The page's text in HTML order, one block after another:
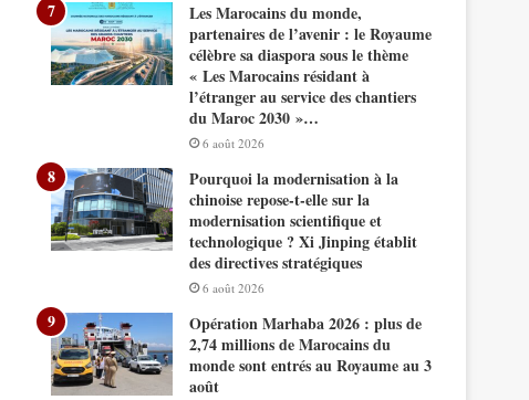
Les Marocains du monde,
partenaires de l’avenir : le Royaume
célèbre sa diaspora sous le thème
« Les Marocains résidant à
l’étranger au service des chantiers
du Maroc 2030 »…
6 août 2026
Pourquoi la modernisation à la
chinoise repose-t-elle sur la
modernisation scientifique et
technologique ? Xi Jinping établit
des directives stratégiques
6 août 2026
Opération Marhaba 2026 : plus de
2,74 millions de Marocains du
monde sont entrés au Royaume au 3
août